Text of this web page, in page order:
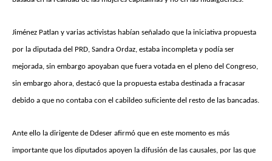
Jiménez Patlan y varias activistas habían señalado que la iniciativa propuesta
por la diputada del PRD, Sandra Ordaz, estaba incompleta y podía ser
mejorada, sin embargo apoyaban que fuera votada en el pleno del Congreso,
sin embargo ahora, destacó que la propuesta estaba destinada a fracasar
debido a que no contaba con el cabildeo suficiente del resto de las bancadas.
Ante ello la dirigente de Ddeser afirmó que en este momento es más
importante que los diputados apoyen la difusión de las causales, por las que